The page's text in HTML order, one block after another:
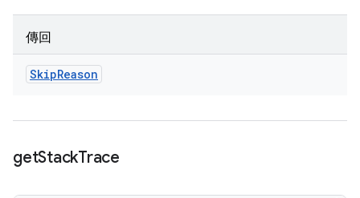
傳回
SkipReason
getStackTrace